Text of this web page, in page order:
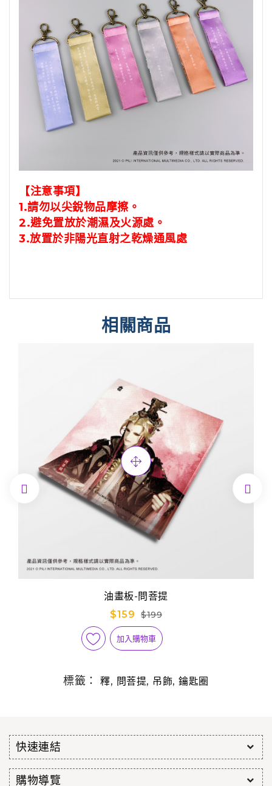
【注意事項】
1.請勿以尖銳物品摩擦。
2.避免置放於潮濕及火源處。
3.放置於非陽光直射之乾燥通風處
相關商品
油畫板-問菩提
$159
$199
加入購物車
 
標籤：釋, 問菩提, 吊飾,鑰匙圈
快速連結
購物導覽